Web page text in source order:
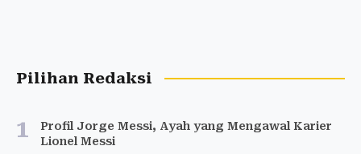
Pilihan Redaksi
1
Profil Jorge Messi, Ayah yang Mengawal Karier
Lionel Messi